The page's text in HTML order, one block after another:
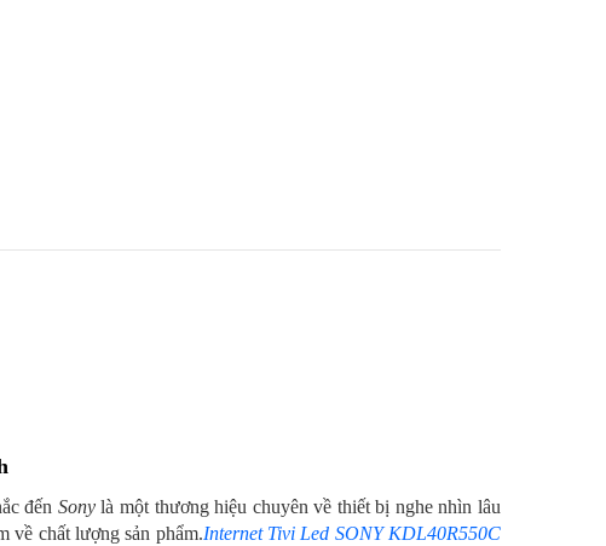
đến Sonylà một thương hiệu chuyên về thiết bị nghe nhìn lâu
về chất lượng sản phẩm.Internet Tivi Led SONY KDL40R550C